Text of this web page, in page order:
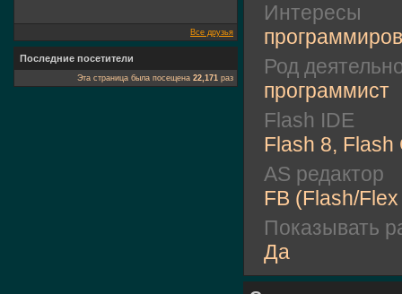
Интересы
Род
программист
Flash IDE
Flash 8, Flash
AS редактор
FB (Flash/
Показывать
Да
Все друзья
Последние посетители
Эта страница была посещена 22,171 раз